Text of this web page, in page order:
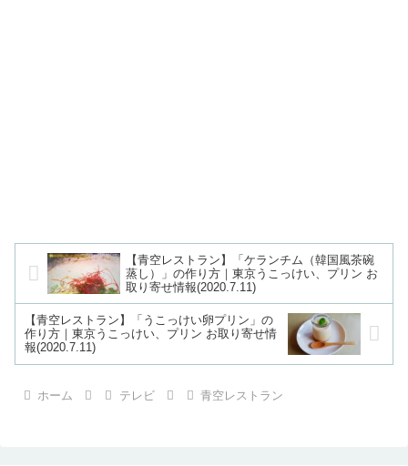
【青空レストラン】「ケランチム（韓国風茶碗
蒸し）」の作り方｜東京うこっけい、プリン お
取り寄せ情報(2020.7.11)
【青空レストラン】「うこっけい卵プリン」の
作り方｜東京うこっけい、プリン お取り寄せ情
報(2020.7.11)
ホーム テレビ 青空レストラン